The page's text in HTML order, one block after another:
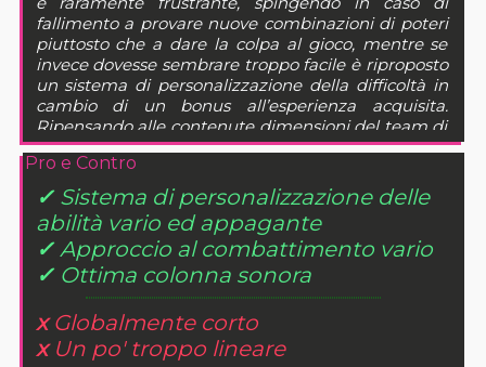
fallimento a provare nuove combinazioni di poteri
piuttosto che a dare la colpa al gioco, mentre se
invece dovesse sembrare troppo facile è riproposto
un sistema di personalizzazione della difficoltà in
cambio di un bonus all’esperienza acquisita.
Ripensando alle contenute dimensioni del team di
sviluppo si può certamente perdonare una simile
attesa in vista del risultato, che senza dubbio si
propone come uno dei giochi di rilievo del 2014.
Pro e Contro
✓ Sistema di personalizzazione delle
abilità vario ed appagante
✓ Approccio al combattimento vario
✓ Ottima colonna sonora
xGlobalmente corto
x Un po' troppo lineare